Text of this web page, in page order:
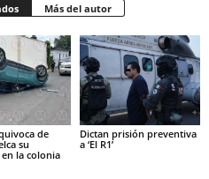
Más del autor
de
su
la colonia
Dictan prisión preventiva
a ‘El R1’